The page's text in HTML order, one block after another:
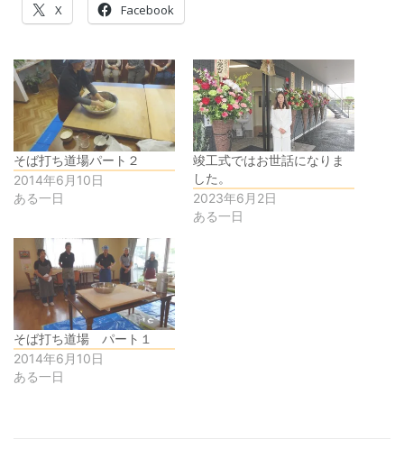
X Facebook
そば打ち道場パート２
2014年6月10日
ある一日
竣工式ではお世話になりま
した。
2023年6月2日
ある一日
そば打ち道場 パート１
2014年6月10日
ある一日